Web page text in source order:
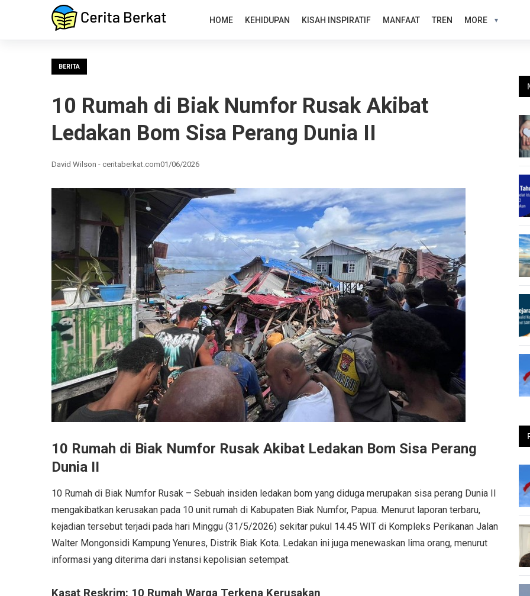
HOME KEHIDUPAN KISAH INSPIRATIF MANFAAT TREN MORE
BERITA
10 Rumah di Biak Numfor Rusak Akibat
Ledakan Bom Sisa Perang Dunia II
David Wilson - ceritaberkat.com01/06/2026
10 Rumah di Biak Numfor Rusak Akibat Ledakan Bom Sisa Perang
Dunia II
10 Rumah di Biak Numfor Rusak – Sebuah insiden ledakan bom yang diduga merupakan sisa perang Dunia II
mengakibatkan kerusakan pada 10 unit rumah di Kabupaten Biak Numfor, Papua. Menurut laporan terbaru,
kejadian tersebut terjadi pada hari Minggu (31/5/2026) sekitar pukul 14.45 WIT di Kompleks Perikanan Jalan
Walter Mongonsidi Kampung Yenures, Distrik Biak Kota. Ledakan ini juga menewaskan lima orang, menurut
informasi yang diterima dari instansi kepolisian setempat.
Kasat Reskrim: 10 Rumah Warga Terkena Kerusakan